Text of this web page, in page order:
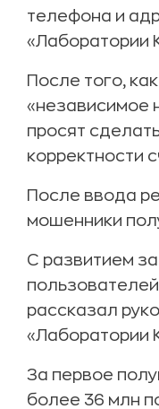
телефона и
«Лаборатории
После того,
«независимое
просят
корректности
После ввода
мошенники
С развитием
рассказал
«Лаборатории
За первое
более 36 млн